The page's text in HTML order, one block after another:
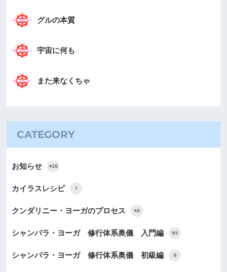
グルの本質
宇宙に何も
また来なくちゃ
CATEGORY
お知らせ 425
カイラスレシピ 1
クンダリニー・ヨーガのプロセス 45
シャンバラ・ヨーガ 修行体系奥儀 入門編 83
シャンバラ・ヨーガ 修行体系奥儀 初級編 9